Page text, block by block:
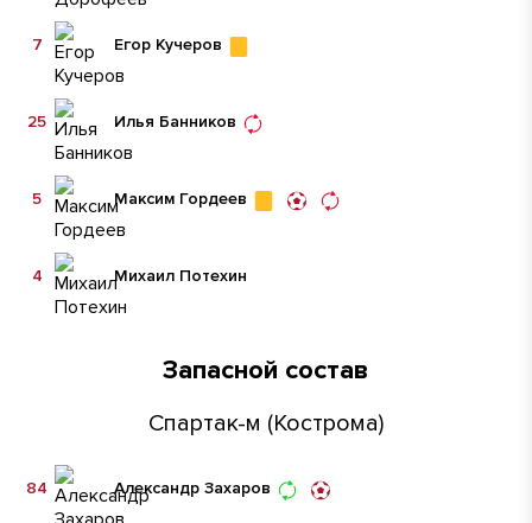
Егор Кучеров
7
Илья Банников
25
Максим Гордеев
5
Михаил Потехин
4
Запасной состав
Спартак-м (Кострома)
Александр Захаров
84